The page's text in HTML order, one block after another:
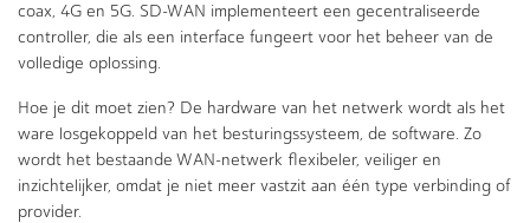
coax, 4G en 5G. SD-WAN implementeert een gecentraliseerde
controller, die als een interface fungeert voor het beheer van de
volledige oplossing.
Hoe je dit moet zien? De hardware van het netwerk wordt als het
ware losgekoppeld van het besturingssysteem, de software. Zo
wordt het bestaande WAN-netwerk flexibeler, veiliger en
inzichtelijker, omdat je niet meer vastzit aan één type verbinding of
provider.